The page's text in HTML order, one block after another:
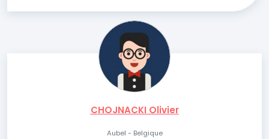
CHOJNACKI Olivier
Aubel - Belgique